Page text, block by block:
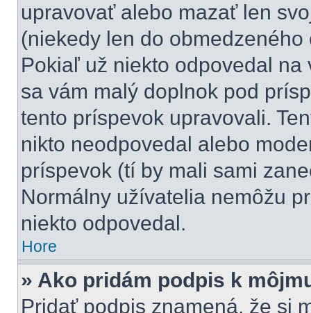
upravovať alebo mazať len
(niekedy len do
Pokiaľ už niekto odpovedal
sa vám malý doplnok pod
tento príspevok upravovali.
nikto neodpovedal alebo
príspevok (tí by mali sami
Normálny užívatelia nemôžu
niekto odpovedal.
Hore
» Ako pridám podpis k
Pridať podpis znamená, že si